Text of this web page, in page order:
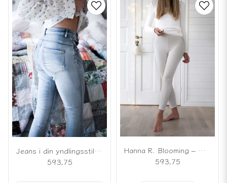
Jeans i din yndlingsstil, lyseblå
593,75
Hanna R. Blooming – Meringue, mine yndlingsleggings
593,75